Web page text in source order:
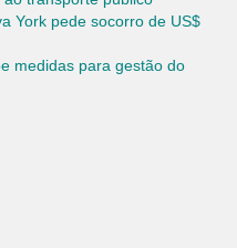
York pede socorro de US$
medidas para gestão do